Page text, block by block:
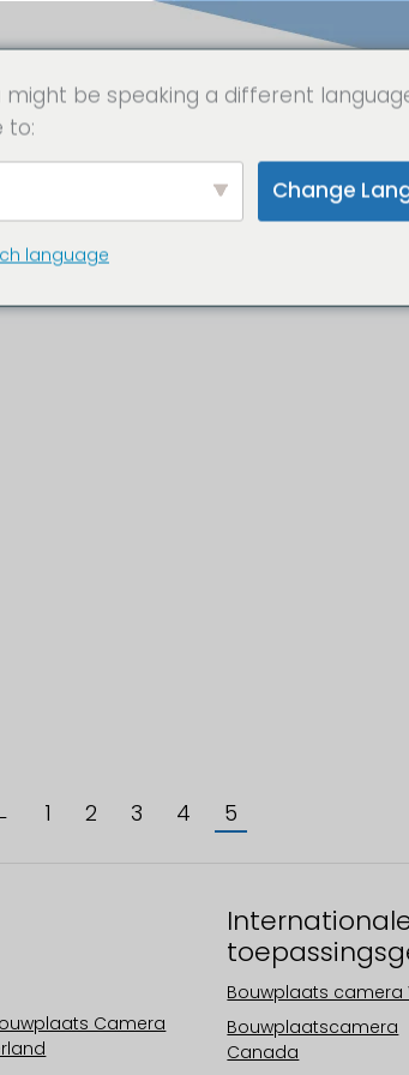
1 2 3 4 5
Camera
Bouwplaats camera
Bouwplaatscamera
Canada
be speaking a different
to:
Change
language